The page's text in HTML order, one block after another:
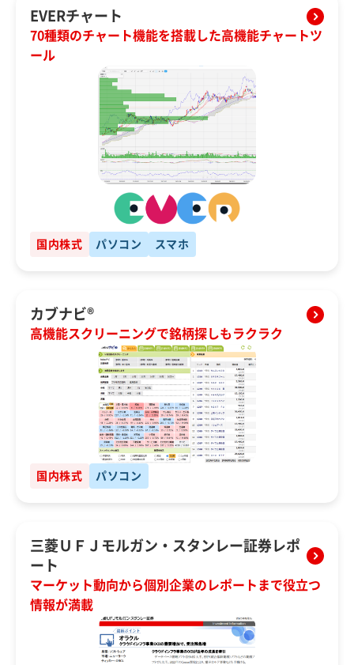
EVERチャート
70種類のチャート機能を搭載した高機能チャートツ
ール
国内株式 パソコン スマホ
カブナビ®
高機能スクリーニングで銘柄探しもラクラク
国内株式 パソコン
三菱ＵＦＪモルガン・スタンレー証券レポ
ート
マーケット動向から個別企業のレポートまで役立つ
情報が満載